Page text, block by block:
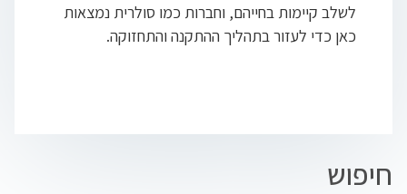
לשלב קיימות בחייהם, וחברות כמו סולרית נמצאות
כאן כדי לעזור בתהליך ההתקנה והתחזוקה.
חיפוש